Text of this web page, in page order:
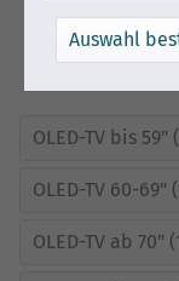
OLED-TV bis 59"
OLED-TV 60-69"
OLED-TV ab 70"